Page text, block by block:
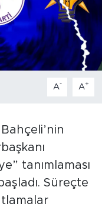
A- A+
tanımlaması
Süreçte